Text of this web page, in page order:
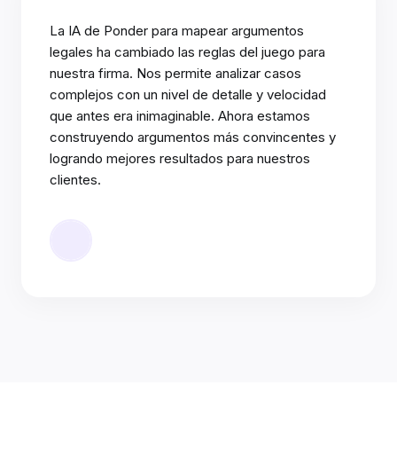
La IA de Ponder para mapear argumentos
legales ha cambiado las reglas del juego para
nuestra firma. Nos permite analizar casos
complejos con un nivel de detalle y velocidad
que antes era inimaginable. Ahora estamos
construyendo argumentos más convincentes y
logrando mejores resultados para nuestros
clientes.